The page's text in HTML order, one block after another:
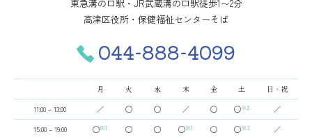
児矯正においては、混合歯列期（乳歯と永久歯が混在する時
期）に行なう第1期治療で1～2年、永久歯が全て生えそろった
歯の動き方には個人差があるため、治療期間が予想より長期化
装置や顎間ゴムの扱い方、定期的な通院など、矯正治療では患
者さまのご協力がたいへん重要であり、それらが治療結果や治
療期間に影響します。
治療中は、装置がついているため歯が磨きにくくなります。虫
東急溝の口駅・JR武蔵溝の口駅徒歩1〜2分
高津区役所・保健福祉センターそば
044-888-4099
月 火 水 木 金 土
日・祝
11:00 – 13:00
／ ◯ ◯ ／ ◯ ◯※2
／
15:00 – 19:00
◯※1 ◯ ◯ ◯※1 ◯ ◯※3
／